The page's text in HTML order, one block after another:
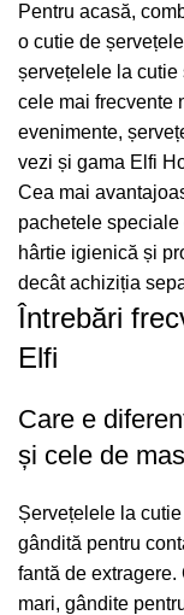
Pentru acasă,
o cutie de
șervețelele la cutie
cele mai frecvente
evenimente,
vezi și gama Elfi
Cea mai
pachetele speciale
hârtie igienică și
decât achiziția
Întrebări
Elfi
Care e
și cele de
Șervețelele la
gândită pentru
fantă de
mari, gândite